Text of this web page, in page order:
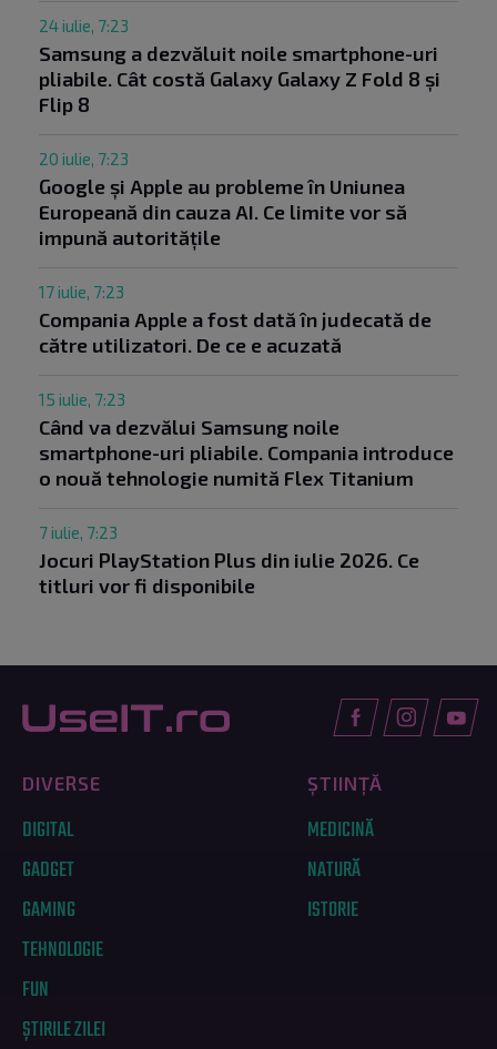
24 iulie, 7:23
Samsung a dezvăluit noile smartphone-uri
pliabile. Cât costă Galaxy Galaxy Z Fold 8 și
Flip 8
20 iulie, 7:23
Google și Apple au probleme în Uniunea
Europeană din cauza AI. Ce limite vor să
impună autoritățile
17 iulie, 7:23
Compania Apple a fost dată în judecată de
către utilizatori. De ce e acuzată
15 iulie, 7:23
Când va dezvălui Samsung noile
smartphone-uri pliabile. Compania introduce
o nouă tehnologie numită Flex Titanium
7 iulie, 7:23
Jocuri PlayStation Plus din iulie 2026. Ce
titluri vor fi disponibile
DIVERSE
DIGITAL
GADGET
GAMING
TEHNOLOGIE
FUN
ȘTIRILE ZILEI
ȘTIINȚĂ
MEDICINĂ
NATURĂ
ISTORIE